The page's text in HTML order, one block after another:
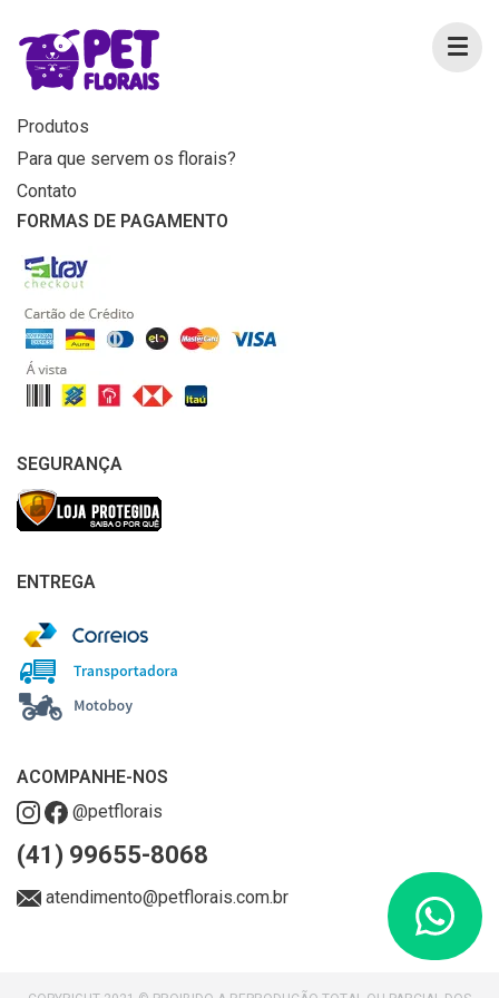
MENU
Home
Produtos
Para que servem os florais?
Contato
FORMAS DE PAGAMENTO
SEGURANÇA
ENTREGA
ACOMPANHE-NOS
@petflorais
(41) 99655-8068
atendimento@petflorais.com.br